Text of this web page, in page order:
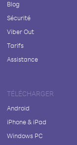
Blog
Sécurité
Viber Out
Tarifs
Assistance
TÉLÉCHARGER
Android
iPhone & iPad
Windows PC